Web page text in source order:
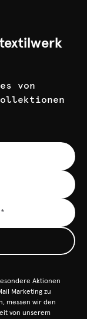
von
Aktionen
Marketing zu
messen wir den
von unserem